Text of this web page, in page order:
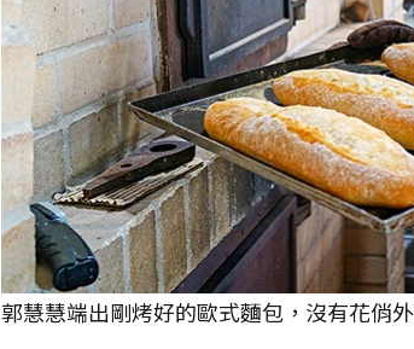
郭慧慧端出剛烤好的歐式麵包，沒有花俏